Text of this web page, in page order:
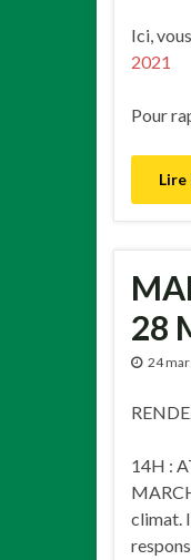
Ici,
2021
Pour
Lire
28
24
14H :
climat.